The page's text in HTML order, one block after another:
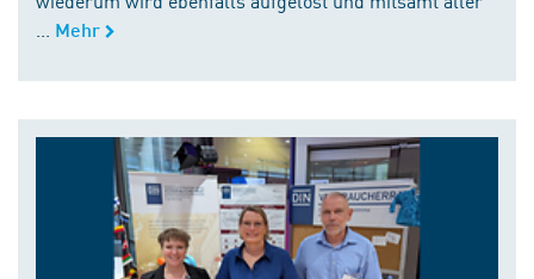
Mehr